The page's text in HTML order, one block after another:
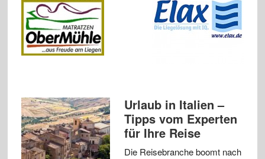
Urlaub in Italien –
Tipps vom Experten
für Ihre Reise
Die Reisebranche boomt nach